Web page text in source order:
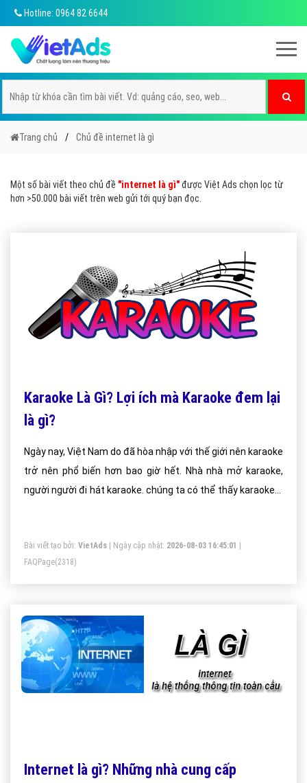
Hotline: 0964 82 6644
Trang chủ Chủ đề internet là gì
Một số bài viết theo chủ đề "internet là gì"được Việt Ads chọn lọc từ
hơn >50.000 bài viết trên web gửi tới quý bạn đọc.
Karaoke Là Gì? Lợi ích mà Karaoke đem lại
là gì?
Ngày nay, Việt Nam do đã hòa nhập với thế giới nên karaoke
trở nên phổ biến hơn bao giờ hết. Nhà nhà mở karaoke,
người người đi hát karaoke. chúng ta có thể thấy karaoke ở
thế giới.
Bài viết tạo bởi: VietAds | Ngày cập nhật: 2026-08-03 16:45:01
FAQPage(2318)
Internet là gì? Những nhà cung cấp